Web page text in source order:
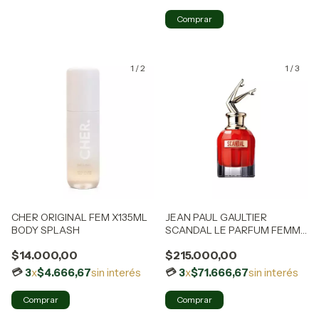
1 /2
CHER ORIGINAL FEM X135ML
BODY SPLASH
$14.000,00
3x$4.666,67sin interés
1 /3
JEAN PAUL GAULTIER
SCANDAL LE PARFUM FEMME
$215.000,00
3x$71.666,67sin interés